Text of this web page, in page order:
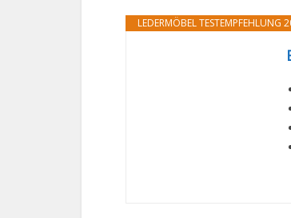
LEDERMÖBEL TESTEMPFEHLUNG